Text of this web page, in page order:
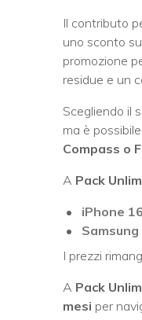
Il contributo
uno sconto
promozione
residue e un
Scegliendo il
ma è
Compass o
A Pack
iPhone
I prezzi
A Pack
mesi per